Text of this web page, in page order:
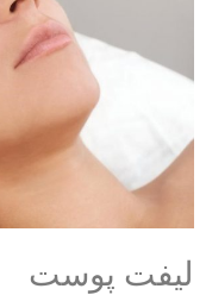
لیفت پوست